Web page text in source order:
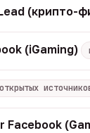
(крипто-
(iGaming)
Facebook